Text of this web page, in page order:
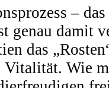
‒
genau damit
das
Wie